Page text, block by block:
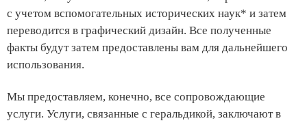
с учетом вспомогательных исторических наук* и затем
переводится в графический дизайн. Все полученные
факты будут затем предоставлены вам для дальнейшего
использования.
Мы предоставляем, конечно, все сопровождающие
услуги. Услуги, связанные с геральдикой, заключают в